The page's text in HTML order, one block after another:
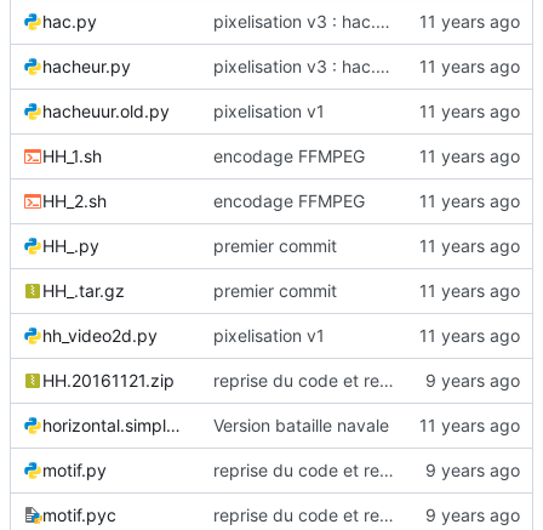
hac.py pixelisation v3 : hac.py
hacheur.py pixelisation v3 : hac.py
hacheuur.old.py pixelisation v1
HH_1.sh encodage FFMPEG
HH_2.sh encodage FFMPEG
HH_.py premier commit
HH_.tar.gz premier commit
hh_video2d.py pixelisation v1
HH.20161121.zip reprise du code et renommages
horizontal.simple.py Version bataille navale
motif.py reprise du code et renommages
motif.pyc reprise du code et renommages